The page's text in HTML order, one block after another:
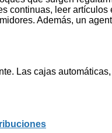
continuas, leer
Además, un
Las cajas